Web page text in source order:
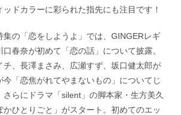
ドカラーに彩られた指先にも注目です！
集の「恋をしようよ」では、GINGERレギ
口春奈が初めて「恋の話」について披露。
チ、長澤まさみ、広瀬すず、坂口健太郎が
今「恋焦がれてやまないもの」についてじ
さらにドラマ「silent」の脚本家・生方美久
かひとりごと」がスタート。初めてのエッ